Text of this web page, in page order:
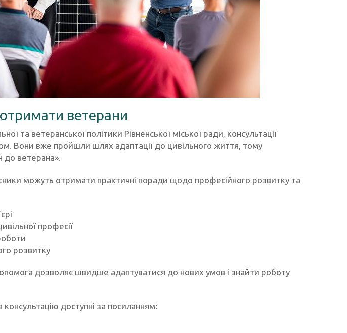
ветерани
та ветеранської політики Рівненської міської ради, консультації
Вони вже пройшли шлях адаптації до цивільного життя, тому
ветерана».
можуть отримати практичні поради щодо професійного розвитку та
професії
розвитку
дозволяє швидше адаптуватися до нових умов і знайти роботу
доступні за посиланням: